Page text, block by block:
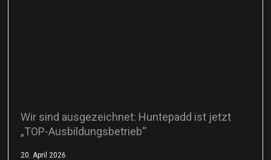
Wir sind ausgezeichnet: Huntepadd ist jetzt
„TOP-Ausbildungsbetrieb“
20. April 2026